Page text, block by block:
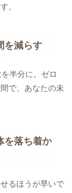
。
を減らす
半分に。ゼロ
で、あなたの未
を落ち着か
るほうが早いで